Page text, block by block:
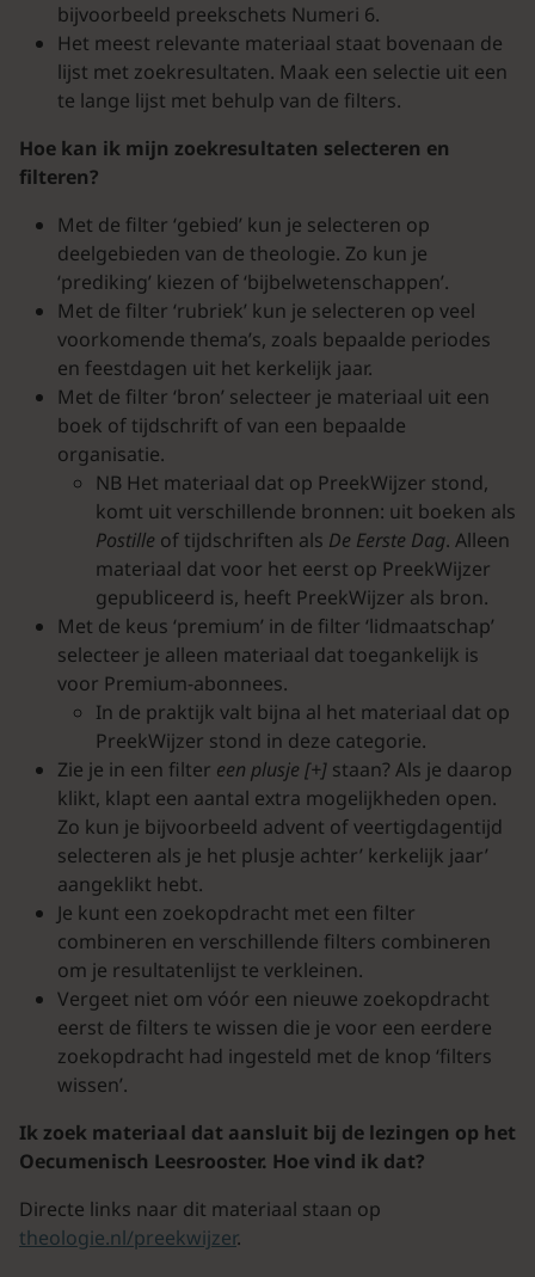
bijvoorbeeld preekschets Numeri 6.
Het meest relevante materiaal staat bovenaan de
lijst met zoekresultaten. Maak een selectie uit een
te lange lijst met behulp van de filters.
Hoe kan ik mijn zoekresultaten selecteren en
filteren?
Met de filter ‘gebied’ kun je selecteren op
deelgebieden van de theologie. Zo kun je
‘prediking’ kiezen of ‘bijbelwetenschappen’.
Met de filter ‘rubriek’ kun je selecteren op veel
voorkomende thema’s, zoals bepaalde periodes
en feestdagen uit het kerkelijk jaar.
Met de filter ‘bron’ selecteer je materiaal uit een
boek of tijdschrift of van een bepaalde
organisatie.
NB Het materiaal dat op PreekWijzer stond,
komt uit verschillende bronnen: uit boeken als
Postille of tijdschriften als De Eerste Dag. Alleen
materiaal dat voor het eerst op PreekWijzer
gepubliceerd is, heeft PreekWijzer als bron.
Met de keus ‘premium’ in de filter ‘lidmaatschap’
selecteer je alleen materiaal dat toegankelijk is
voor Premium-abonnees.
In de praktijk valt bijna al het materiaal dat op
PreekWijzer stond in deze categorie.
Zie je in een filter een plusje [+] staan? Als je daarop
klikt, klapt een aantal extra mogelijkheden open.
Zo kun je bijvoorbeeld advent of veertigdagentijd
selecteren als je het plusje achter’ kerkelijk jaar’
aangeklikt hebt.
Je kunt een zoekopdracht met een filter
combineren en verschillende filters combineren
om je resultatenlijst te verkleinen.
Vergeet niet om vóór een nieuwe zoekopdracht
eerst de filters te wissen die je voor een eerdere
zoekopdracht had ingesteld met de knop ‘filters
wissen’.
Ik zoek materiaal dat aansluit bij de lezingen op het
Oecumenisch Leesrooster. Hoe vind ik dat?
Directe links naar dit materiaal staan op
theologie.nl/preekwijzer.